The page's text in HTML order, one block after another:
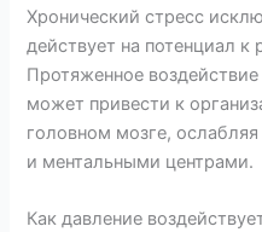
Хронический стресс
действует на потенциал
Протяженное
может привести к
головном мозге,
и ментальными центрами.
Как давление